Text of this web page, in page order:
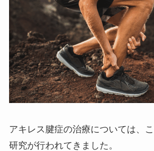
アキレス腱症の治療については、
研究が行われてきました。